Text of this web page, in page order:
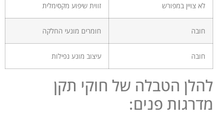
צויין במפורש זווית שיפוע מקסימלית
חומרים מונעי החלקה
עיצוב מונע נפילות
הטבלה של חוקי תקן
פנים: